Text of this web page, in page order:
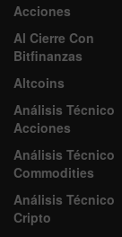
Acciones
Al Cierre Con
Bitfinanzas
Altcoins
Análisis Técnico
Acciones
Análisis Técnico
Commodities
Análisis Técnico
Cripto